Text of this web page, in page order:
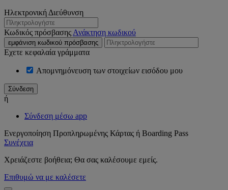
Ηλεκτρονική Διεύθυνση
Κωδικός πρόσβασης Ανάκτηση κωδικού
εμφάνιση κωδικού πρόσβασης
Εχετε κεφαλαία γράμματα
Απομνημόνευση των στοιχείων εισόδου μου
ή
Σύνδεση μέσω app
Ενεργοποίηση Προπληρωμένης Κάρτας ή Boarding Pass
Συνέχεια
Χρειάζεστε βοήθεια; Θα σας καλέσουμε εμείς.
Επιθυμώ να με καλέσετε